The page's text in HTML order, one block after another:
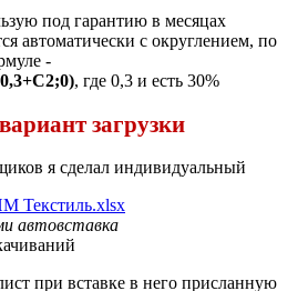
под гарантию в месяцах
автоматически с округлением, по
-
, где 0,3 и есть 30%
загрузки
я сделал индивидуальный
Текстиль.xlsx
автовставка
при вставке в него присланную